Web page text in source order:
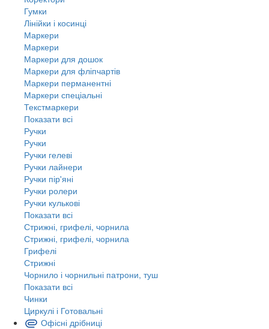
Гумки
Лінійки і косинці
Маркери
Маркери
Маркери для дошок
Маркери для фліпчартів
Маркери перманентні
Маркери спеціальні
Текстмаркери
Показати всі
Ручки
Ручки
Ручки гелеві
Ручки лайнери
Ручки пір'яні
Ручки ролери
Ручки кулькові
Показати всі
Стрижні, грифелі, чорнила
Стрижні, грифелі, чорнила
Грифелі
Стрижні
Чорнило і чорнильні патрони, туш
Показати всі
Чинки
Циркулі і Готовальні
Офісні дрібниці